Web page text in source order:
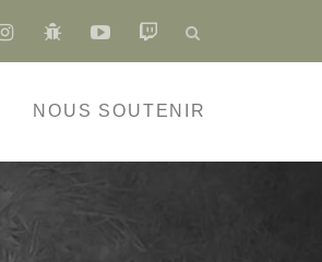
fa-
bug
fa-
youtube-
fa-
twitch
NOUS SOUTENIR